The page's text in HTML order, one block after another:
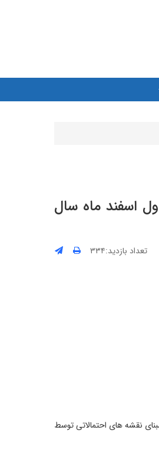
اسفند ماه سال
تعداد بازدید:۳۳۴
نقشه های احتمالاتی توسط